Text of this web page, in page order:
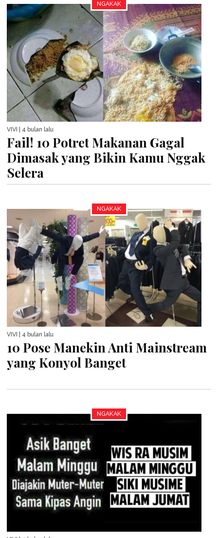
NGAKAK
VIVI | 4 bulan lalu
Fail! 10 Potret Makanan Gagal
Dimasak yang Bikin Kamu Nggak
Selera
NGAKAK
VIVI | 4 bulan lalu
10 Pose Manekin Anti Mainstream
yang Konyol Banget
NGAKAK